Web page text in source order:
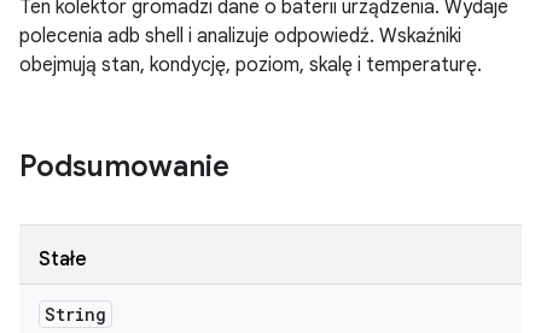
Ten kolektor gromadzi dane o baterii urządzenia. Wydaje
polecenia adb shell i analizuje odpowiedź. Wskaźniki
obejmują stan, kondycję, poziom, skalę i temperaturę.
Podsumowanie
Stałe
String